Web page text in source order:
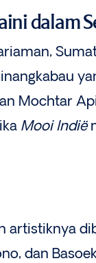
dalam
Mochtar
Mooi Indië
artistiknya
dan